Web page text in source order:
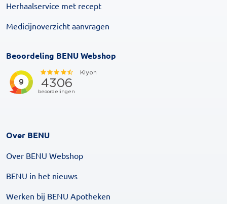
Herhaalservice met recept
Medicijnoverzicht aanvragen
Beoordeling BENU Webshop
Over BENU
Over BENU Webshop
BENU in het nieuws
Werken bij BENU Apotheken